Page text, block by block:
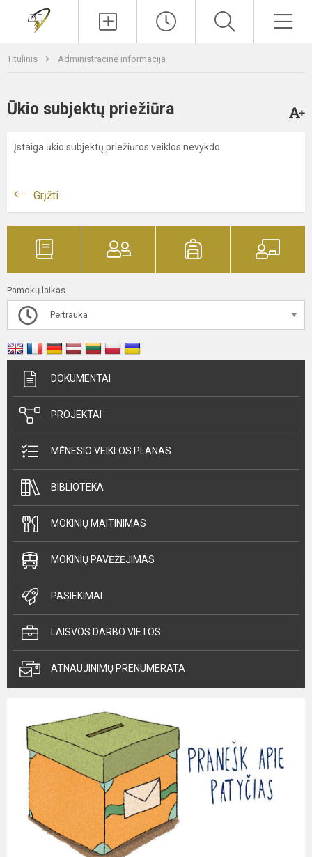
Titulinis Administracinė informacija
Ūkio subjektų priežiūra
Įstaiga ūkio subjektų priežiūros veiklos nevykdo.
Grįžti
Pamokų laikas
Pertrauka
DOKUMENTAI
PROJEKTAI
MĖNESIO VEIKLOS PLANAS
BIBLIOTEKA
MOKINIŲ MAITINIMAS
MOKINIŲ PAVĖŽĖJIMAS
PASIEKIMAI
LAISVOS DARBO VIETOS
ATNAUJINIMŲ PRENUMERATA